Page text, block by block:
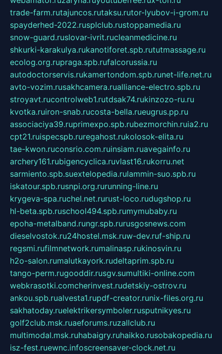
trade-farm.rutajuncos.rutaksu.rutor-lyubov-i-grom.ru
spayderhed-2022.rusplclub.rustoppamedia.ru
snow-guard.ruslovar-ivrit.rucleanmedicine.ru
shkurki-karakulya.rukanotiforet.spb.rututmassage.ru
ecolog.org.rupraga.spb.rufalcorussia.ru
autodoctorservis.rukamertondom.spb.runet-life.net.ru
avto-vozim.rusakhcamera.rualliance-electro.spb.ru
stroyavt.rucontrolweb1.rutdsak74.rukinzozo-ru.ru
kvotka.ruiron-snab.rucosta-bella.rueugrus.pp.ru
associaciya39.ruprimexpo.spb.rubezmorchin.ruia2.ru
cpt21.ruispecspb.ruregahost.rukolosok-elita.ru
tae-kwon.ruconsrio.com.ruinsiam.ruavegainfo.ru
archery161.rubigencyclica.ruvlast16.rukorru.net
sarmiento.spb.suextelopedia.rulammin-suo.spb.ru
iskatour.spb.rusnpi.org.rurunning-line.ru
krygeva-spa.ruchel.net.rurust-loco.rudugshop.ru
hl-beta.spb.ruschool494.spb.rumymubaby.ru
epoha-metalband.rungr.spb.rurusgosnews.com
dieselvostok.ru24hostel.msk.ruw-dev.ruf-ship.ru
regsmi.rufilmnetwork.rumalinasp.rukinosvin.ru
h2o-salon.rumalutkayork.rudeltaprim.spb.ru
tango-perm.rugooddir.rusgv.sumultiki-online.com
webkrasotki.comcherinvest.rudetskiy-ostrov.ru
ankou.spb.rualvesta1.rupdf-creator.runix-files.org.ru
sakhatoday.ruelektrikersymboler.rusputnikyes.ru
golf2club.msk.ruaeforums.ruzallclub.ru
multimodal.msk.ruhabaigry.ruhaikko.rusobakopedia.ru
isz-fest.ruewnc.infoscreensaver-clock.net.ru